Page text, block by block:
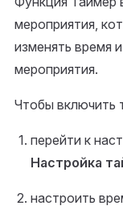
мероприятия,
изменять время
мероприятия.
Чтобы включить
перейти к
Настройка
настроить